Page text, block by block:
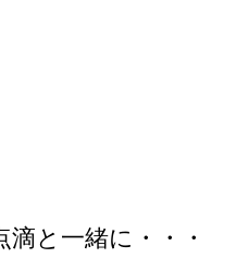
と一緒に・・・